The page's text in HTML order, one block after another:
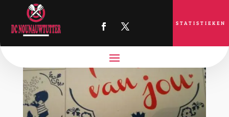
STATISTIEKEN